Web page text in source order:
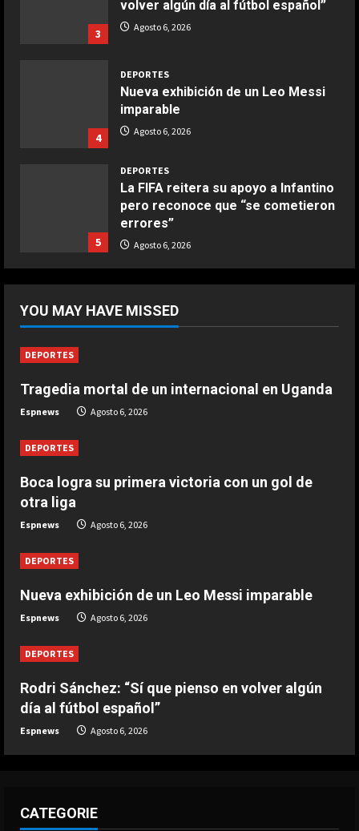
aire
COCINA
Buñuelos de alcachofas
5
3
volver algún día al fútbol español”
Agosto 6, 2026
4
DEPORTES
Nueva exhibición de un Leo Messi
imparable
Agosto 6, 2026
5
DEPORTES
La FIFA reitera su apoyo a Infantino
pero reconoce que “se cometieron
errores”
Agosto 6, 2026
DEPORTES
un gol de otra liga
DEPORTES
DEPORTES
volver algún día al fútbol español”
DEPORTES
Nueva exhibición de un Leo Messi
DEPORTES
La FIFA reitera su apoyo a Infantino
pero reconoce que “se cometieron
YOU MAY HAVE MISSED
DEPORTES
Tragedia mortal de un internacional en Uganda
Espnews Agosto 6, 2026
DEPORTES
Boca logra su primera victoria con un gol de
otra liga
Espnews Agosto 6, 2026
DEPORTES
Nueva exhibición de un Leo Messi imparable
Espnews Agosto 6, 2026
DEPORTES
Rodri Sánchez: “Sí que pienso en volver algún
día al fútbol español”
Espnews Agosto 6, 2026
CATEGORIE